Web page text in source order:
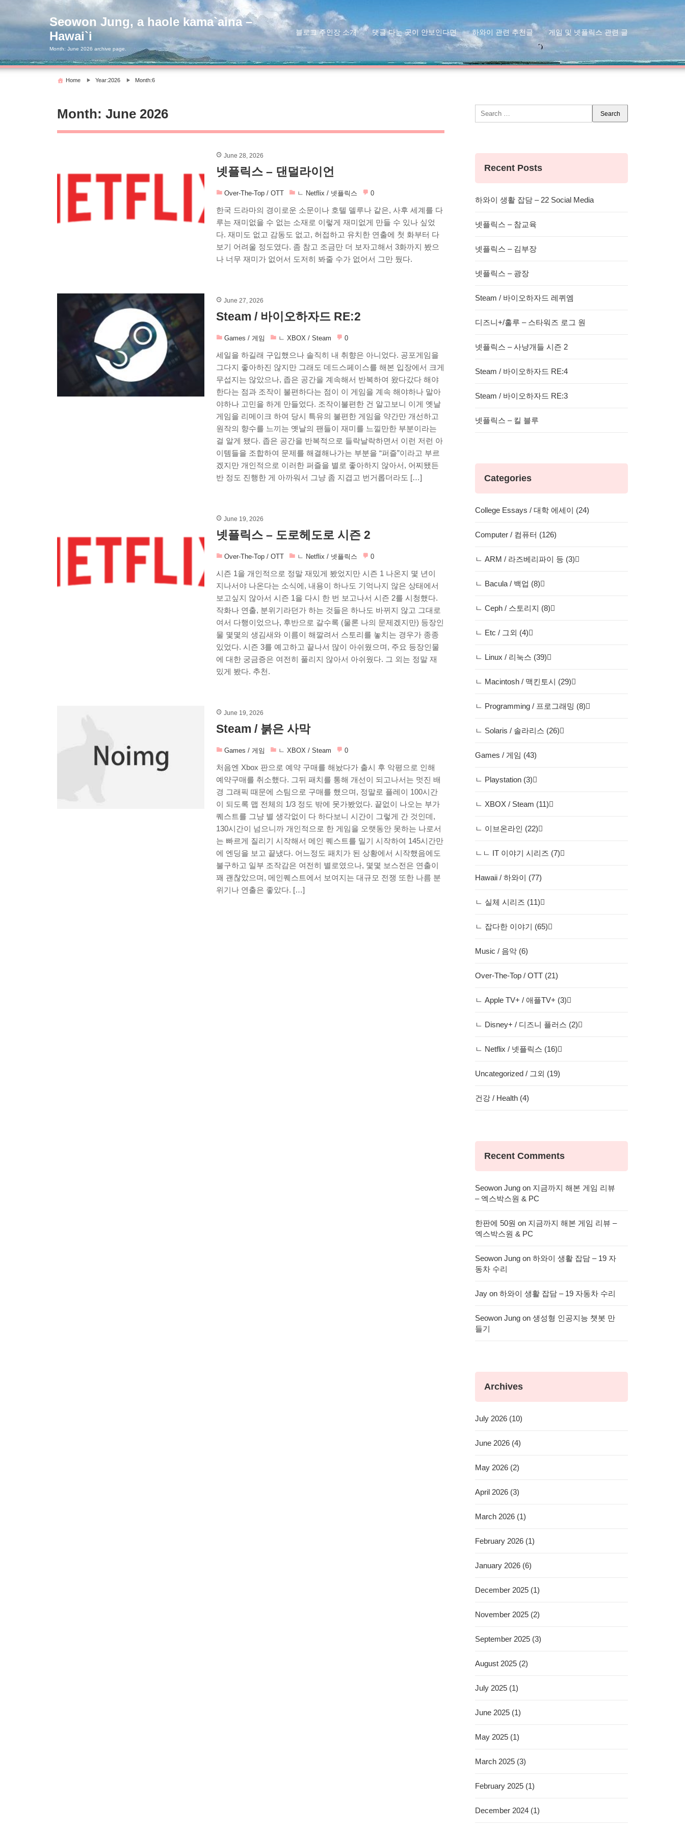
Seowon Jung, a haole kama`aina –
Hawai`i
Month: June 2026 archive page.
블로그 주인장 소개 댓글 다는 곳이 안보인다면 하와이 관련 추천글 게임 및 넷플릭스 관련 글
Home Year:2026 Month:6
Month: June 2026
June 28, 2026
넷플릭스 – 댄덜라이언
Over-The-Top / OTT ㄴ Netflix / 넷플릭스 0
한국 드라마의 경이로운 소문이나 호텔 델루나 같은, 사후 세계를 다
루는 재미없을 수 없는 소재로 이렇게 재미없게 만들 수 있나 싶었
다. 재미도 없고 감동도 없고, 허접하고 유치한 연출에 첫 화부터 다
보기 어려울 정도였다. 좀 참고 조금만 더 보자고해서 3화까지 봤으
나 너무 재미가 없어서 도저히 봐줄 수가 없어서 그만 뒀다.
June 27, 2026
Steam / 바이오하자드 RE:2
Games / 게임 ㄴ XBOX / Steam 0
세일을 하길래 구입했으나 솔직히 내 취향은 아니었다. 공포게임을
그다지 좋아하진 않지만 그래도 데드스페이스를 해본 입장에서 크게
무섭지는 않았으나, 좁은 공간을 계속해서 반복하여 왔다갔다 해야
한다는 점과 조작이 불편하다는 점이 이 게임을 계속 해야하나 말아
야하나 고민을 하게 만들었다. 조작이불편한 건 알고보니 이게 옛날
게임을 리메이크 하여 당시 특유의 불편한 게임을 약간만 개선하고
원작의 향수를 느끼는 옛날의 팬들이 재미를 느낄만한 부분이라는
걸 알게 됐다. 좁은 공간을 반복적으로 들락날락하면서 이런 저런 아
이템들을 조합하여 문제를 해결해나가는 부분을 “퍼즐”이라고 부르
겠지만 개인적으로 이러한 퍼즐을 별로 좋아하지 않아서, 어찌됐든
반 정도 진행한 게 아까워서 그냥 좀 지겹고 번거롭더라도 […]
June 19, 2026
넷플릭스 – 도로헤도로 시즌 2
Over-The-Top / OTT ㄴ Netflix / 넷플릭스 0
시즌 1을 개인적으로 정말 재밌게 봤었지만 시즌 1 나온지 몇 년이
지나서야 나온다는 소식에, 내용이 하나도 기억나지 않은 상태에서
보고싶지 않아서 시즌 1을 다시 한 번 보고나서 시즌 2를 시청했다.
작화나 연출, 분위기라던가 하는 것들은 하나도 바뀌지 않고 그대로
여서 다행이었으나, 후반으로 갈수록 (물론 나의 문제겠지만) 등장인
물 몇몇의 생김새와 이름이 해깔려서 스토리를 놓치는 경우가 종종
있었다. 시즌 3를 예고하고 끝나서 많이 아쉬웠으며, 주요 등장인물
에 대한 궁금증은 여전히 풀리지 않아서 아쉬웠다. 그 외는 정말 재
밌게 봤다. 추천.
June 19, 2026
Steam / 붉은 사막
Games / 게임 ㄴ XBOX / Steam 0
처음엔 Xbox 판으로 예약 구매를 해놨다가 출시 후 악평으로 인해
예약구매를 취소했다. 그뒤 패치를 통해 개선이 되고나서는 멋진 배
경 그래픽 때문에 스팀으로 구매를 했으며, 정말로 플레이 100시간
이 되도록 맵 전체의 1/3 정도 밖에 못가봤었다. 끝없이 나오는 부가
퀘스트를 그냥 별 생각없이 다 하다보니 시간이 그렇게 간 것인데,
130시간이 넘으니까 개인적으로 한 게임을 오랫동안 못하는 나로서
는 빠르게 질리기 시작해서 메인 퀘스트를 밀기 시작하여 145시간만
에 엔딩을 보고 끝냈다. 어느정도 패치가 된 상황에서 시작했음에도
불구하고 일부 조작감은 여전히 별로였으나, 몇몇 보스전은 연출이
꽤 괜찮았으며, 메인퀘스트에서 보여지는 대규모 전쟁 또한 나름 분
위기나 연출은 좋았다. […]
Search
for:
Recent Posts
하와이 생활 잡담 – 22 Social Media
넷플릭스 – 참교육
넷플릭스 – 김부장
넷플릭스 – 광장
Steam / 바이오하자드 레퀴엠
디즈니+/훌루 – 스타워즈 로그 원
넷플릭스 – 사냥개들 시즌 2
Steam / 바이오하자드 RE:4
Steam / 바이오하자드 RE:3
넷플릭스 – 킬 블루
Categories
College Essays / 대학 에세이 (24)
Computer / 컴퓨터 (126)
ㄴ ARM / 라즈베리파이 등 (3)
ㄴ Bacula / 백업 (8)
ㄴ Ceph / 스토리지 (8)
ㄴ Etc / 그외 (4)
ㄴ Linux / 리눅스 (39)
ㄴ Macintosh / 맥킨토시 (29)
ㄴ Programming / 프로그래밍 (8)
ㄴ Solaris / 솔라리스 (26)
Games / 게임 (43)
ㄴ Playstation (3)
ㄴ XBOX / Steam (11)
ㄴ 이브온라인 (22)
ㄴㄴ IT 이야기 시리즈 (7)
Hawaii / 하와이 (77)
ㄴ 실체 시리즈 (11)
ㄴ 잡다한 이야기 (65)
Music / 음악 (6)
Over-The-Top / OTT (21)
ㄴ Apple TV+ / 애플TV+ (3)
ㄴ Disney+ / 디즈니 플러스 (2)
ㄴ Netflix / 넷플릭스 (16)
Uncategorized / 그외 (19)
건강 / Health (4)
Recent Comments
Seowon Jung on 지금까지 해본 게임 리뷰
– 엑스박스원 & PC
한판에 50원 on 지금까지 해본 게임 리뷰 –
엑스박스원 & PC
Seowon Jung on 하와이 생활 잡담 – 19 자
동차 수리
Jay on 하와이 생활 잡담 – 19 자동차 수리
Seowon Jung on 생성형 인공지능 챗봇 만
들기
Archives
July 2026 (10)
June 2026 (4)
May 2026 (2)
April 2026 (3)
March 2026 (1)
February 2026 (1)
January 2026 (6)
December 2025 (1)
November 2025 (2)
September 2025 (3)
August 2025 (2)
July 2025 (1)
June 2025 (1)
May 2025 (1)
March 2025 (3)
February 2025 (1)
December 2024 (1)